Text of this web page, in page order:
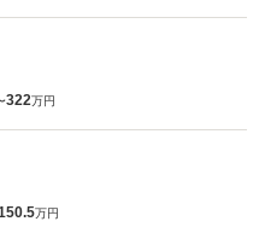
322万円
万円